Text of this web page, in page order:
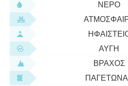
ΝΕΡΌ
ΑΥΓΉ
ΒΡΆΧΟΣ